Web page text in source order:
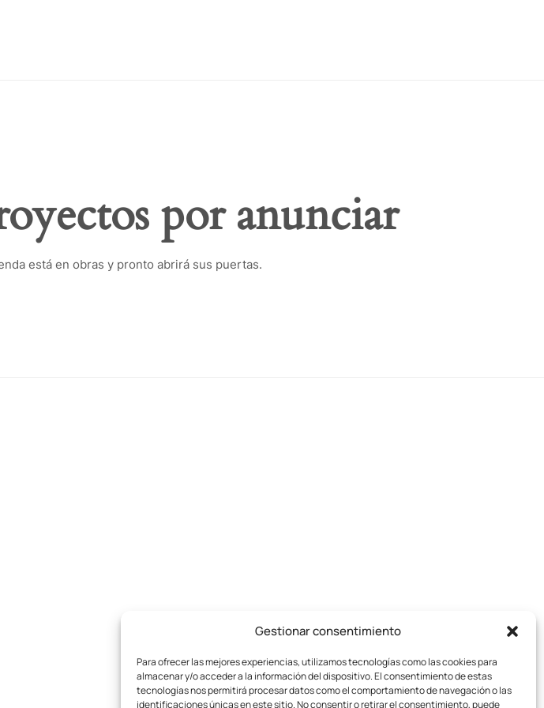
Gestionar consentimiento
Para ofrecer las mejores experiencias, utilizamos tecnologías como las cookies para
almacenar y/o acceder a la información del dispositivo. El consentimiento de estas
tecnologías nos permitirá procesar datos como el comportamiento de navegación o las
identificaciones únicas en este sitio. No consentir o retirar el consentimiento, puede
por anunciar
está en obras y pronto abrirá sus puertas.